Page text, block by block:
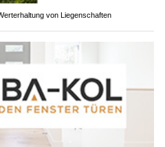
von Liegenschaften